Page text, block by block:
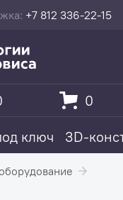
+7 812 336-22-15
ключ 3D-
0